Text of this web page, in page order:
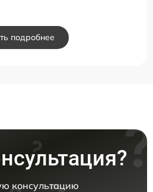
подробнее
консультацию